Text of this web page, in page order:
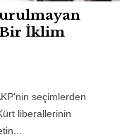
İklim
seçimlerden
liberallerinin